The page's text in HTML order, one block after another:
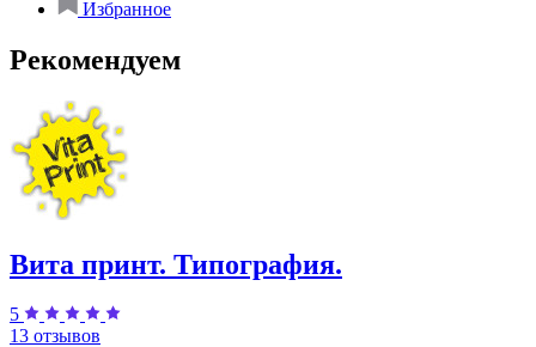
Избранное
Рекомендуем
Вита принт. Типография.
5
13 отзывов